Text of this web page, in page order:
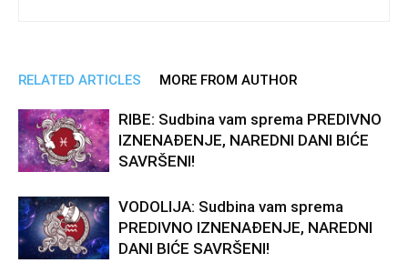
RELATED ARTICLES MORE FROM AUTHOR
RIBE: Sudbina vam sprema PREDIVNO
IZNENAĐENJE, NAREDNI DANI BIĆE
SAVRŠENI!
VODOLIJA: Sudbina vam sprema
PREDIVNO IZNENAĐENJE, NAREDNI
DANI BIĆE SAVRŠENI!